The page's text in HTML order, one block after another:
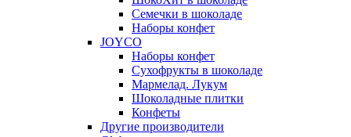
Семечки в шоколаде
Наборы конфет
JOYCO
Наборы конфет
Сухофрукты в шоколаде
Мармелад. Лукум
Шоколадные плитки
Конфеты
Другие производители